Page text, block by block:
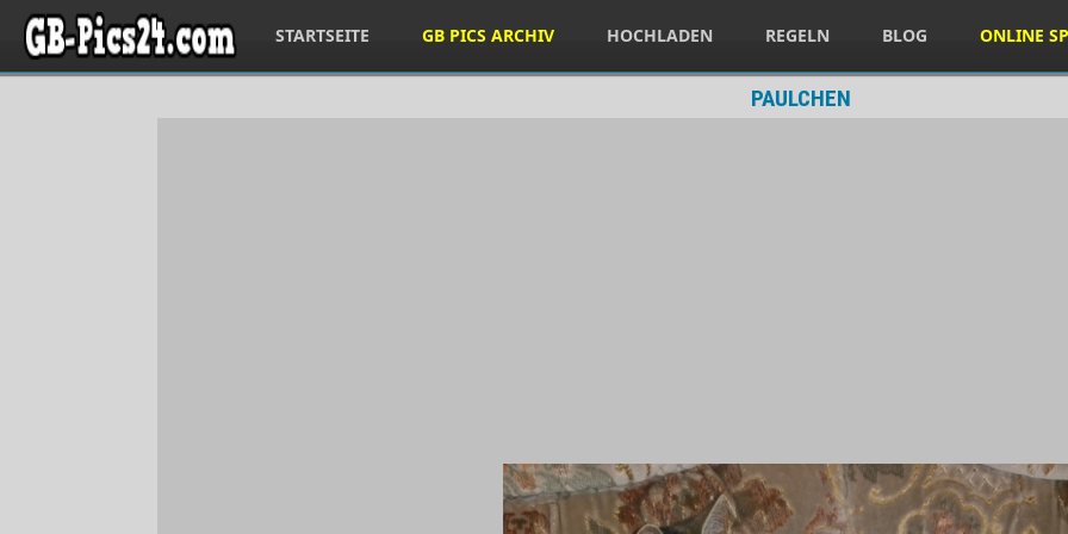
STARTSEITE GB PICS ARCHIV HOCHLADEN REGELN BLOG ONLINE
PAULCHEN